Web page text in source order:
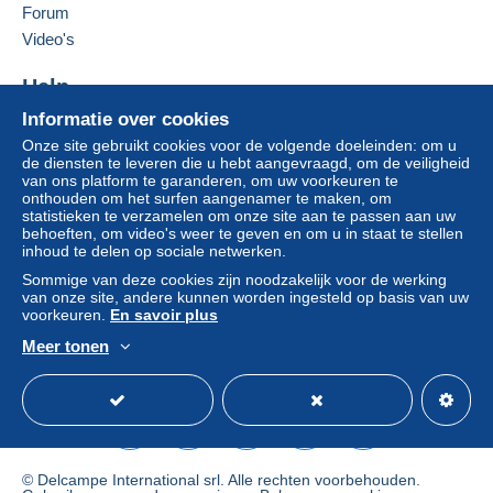
clausules bevatten met betrekking tot de betaling,
moeten deze als nietig worden beschouwd. De
Delcampe, zoals gedefinieerd in de
toepassing zijn.
Aankopen moeten worden betaald binnen14
dagenna ontvangst van de eindafrekening van de
verkoper.
Shipments are made from Belgium or
from Spain
Verzendings- en behandelingskosten vanaf
01.01.2026 - Frais d’envoi et de manutention -
Postage and handling charges from 01.01.2026:
E
Informatie over cookies
Onze site gebruikt cookies voor de volgende doeleinden: om u
de diensten te leveren die u hebt aangevraagd, om de veiligheid
van ons platform te garanderen, om uw voorkeuren te
onthouden om het surfen aangenamer te maken, om
statistieken te verzamelen om onze site aan te passen aan uw
behoeften, om video's weer te geven en om u in staat te stellen
inhoud te delen op sociale netwerken.
Sommige van deze cookies zijn noodzakelijk voor de werking
van onze site, andere kunnen worden ingesteld op basis van uw
voorkeuren. En savoir plus
Meer tonen
Forum
Video's
Help
Hulpcentrum
Kopen op Delcampe
Verkopen op Delcampe
Een beveiligde website
© Delcampe International srl. Alle rechten voorbehouden.